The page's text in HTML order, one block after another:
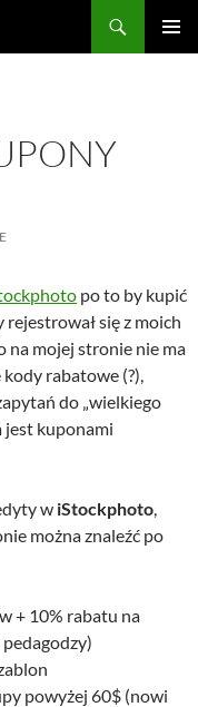
po to by kupić
się z moich
na mojej stronie nie ma
rabatowe (?),
do „wielkiego
jest kuponami
w iStockphoto,
można znaleźć po
+ 10% rabatu na
powyżej 60$ (nowi